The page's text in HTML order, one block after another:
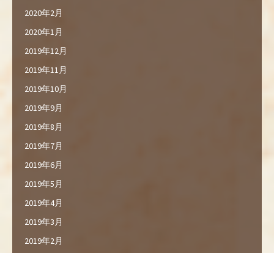
2020年2月
2020年1月
2019年12月
2019年11月
2019年10月
2019年9月
2019年8月
2019年7月
2019年6月
2019年5月
2019年4月
2019年3月
2019年2月